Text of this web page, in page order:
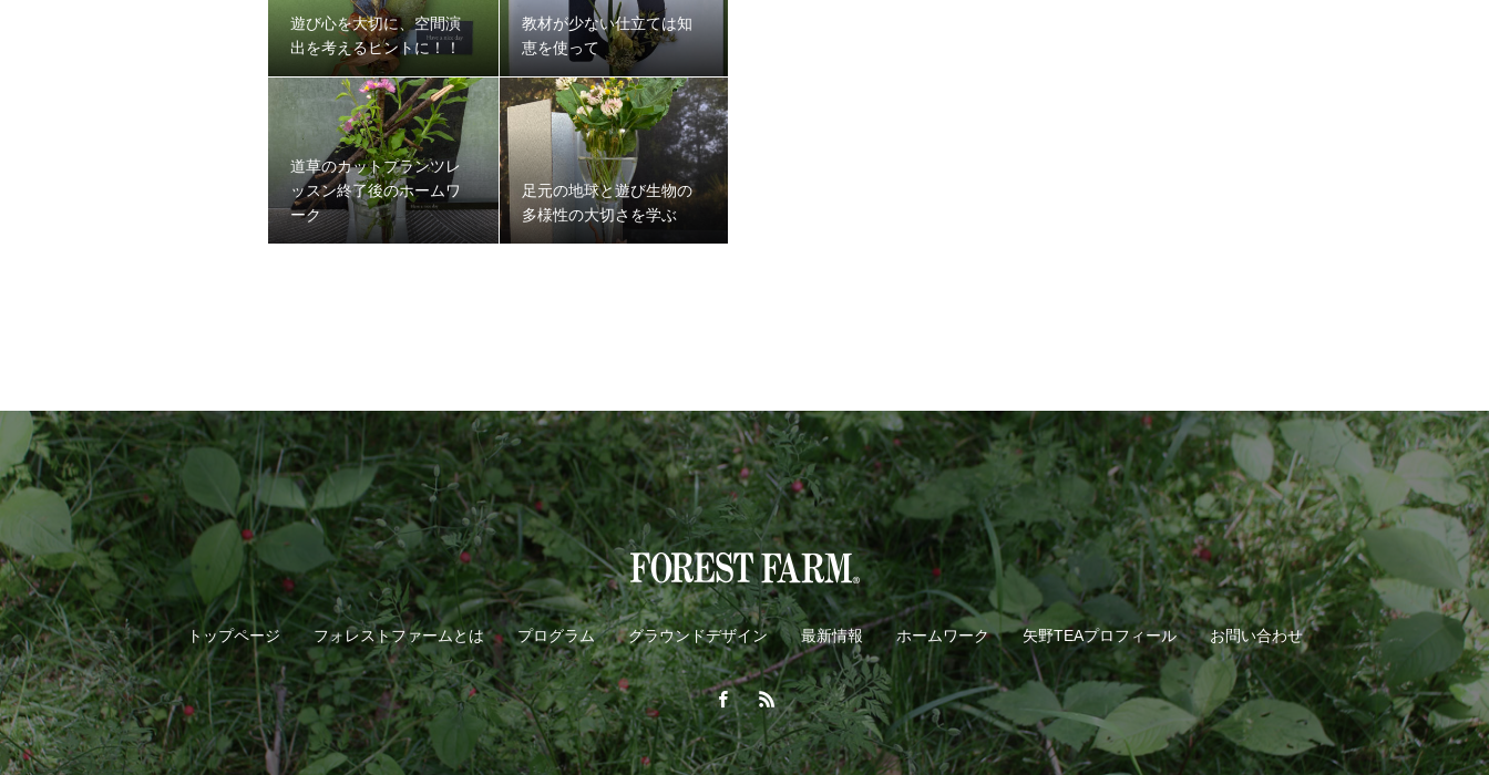
遊び心を大切に、空間演
出を考えるヒントに！！
教材が少ない仕立ては知
恵を使って
道草のカットプランツレ
ッスン終了後のホームワ
ーク
足元の地球と遊び生物の
多様性の大切さを学ぶ
トップページ フォレストファームとは プログラム グラウンドデザイン 最新情報 ホームワーク 矢野TEAプロフィール お問い合わせ